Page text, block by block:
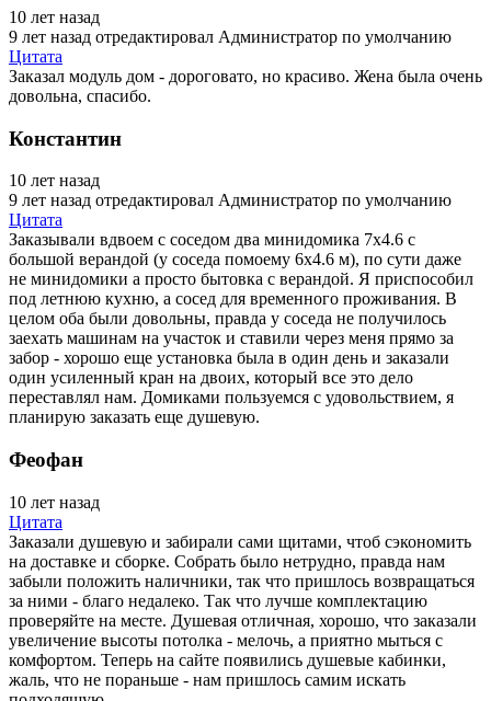
10 лет назад
9 лет назад отредактировал Администратор по умолчанию
Цитата
Заказал модуль дом - дороговато, но красиво. Жена была очень
довольна, спасибо.
Константин
10 лет назад
9 лет назад отредактировал Администратор по умолчанию
Цитата
Заказывали вдвоем с соседом два минидомика 7х4.6 с
большой верандой (у соседа помоему 6х4.6 м), по сути даже
не минидомики а просто бытовка с верандой. Я приспособил
под летнюю кухню, а сосед для временного проживания. В
целом оба были довольны, правда у соседа не получилось
заехать машинам на участок и ставили через меня прямо за
забор - хорошо еще установка была в один день и заказали
один усиленный кран на двоих, который все это дело
переставлял нам. Домиками пользуемся с удовольствием, я
планирую заказать еще душевую.
Феофан
10 лет назад
Цитата
Заказали душевую и забирали сами щитами, чтоб сэкономить
на доставке и сборке. Собрать было нетрудно, правда нам
забыли положить наличники, так что пришлось возвращаться
за ними - благо недалеко. Так что лучше комплектацию
проверяйте на месте. Душевая отличная, хорошо, что заказали
увеличение высоты потолка - мелочь, а приятно мыться с
комфортом. Теперь на сайте появились душевые кабинки,
жаль, что не пораньше - нам пришлось самим искать